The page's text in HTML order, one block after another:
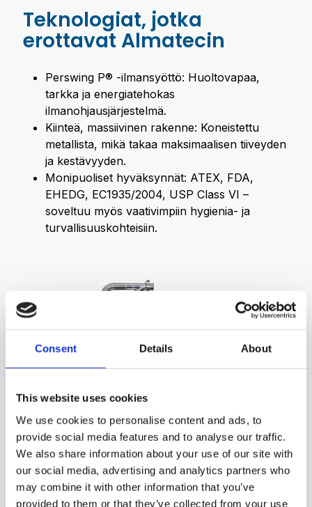
Consent Details About
This website uses cookies
We use cookies to personalise content and ads, to
provide social media features and to analyse our traffic.
We also share information about your use of our site with
our social media, advertising and analytics partners who
may combine it with other information that you’ve
provided to them or that they’ve collected from your use
Teknologiat, jotka
erottavat Almatecin
Perswing P® -ilmansyöttö: Huoltovapaa,
tarkka ja energiatehokas
ilmanohjausjärjestelmä.
Kiinteä, massiivinen rakenne: Koneistettu
metallista, mikä takaa maksimaalisen tiiveyden
ja kestävyyden.
Monipuoliset hyväksynnät: ATEX, FDA,
EHEDG, EC1935/2004, USP Class VI –
soveltuu myös vaativimpiin hygienia- ja
turvallisuuskohteisiin.